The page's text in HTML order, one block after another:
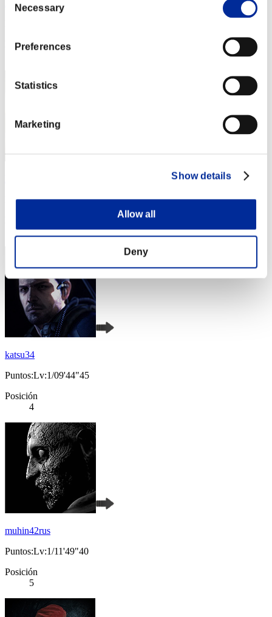
Selection
Necessary
Preferences
Statistics
Marketing
Show details
Allow all
Deny
Rudis Deceiver with Pause
Posición
Puntos:Lv:1/06'58"34
3
katsu34
Puntos:Lv:1/09'44"45
Posición
4
muhin42rus
Puntos:Lv:1/11'49"40
Posición
5